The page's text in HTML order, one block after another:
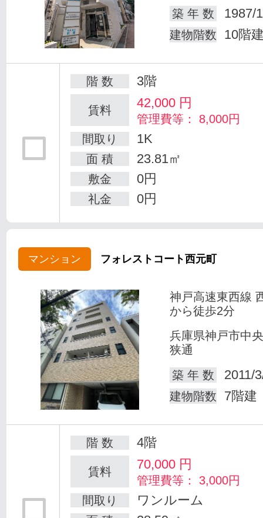
築 年 数
1987/
建物階数 10階
階 数 3階
賃料 42,000 円
管理費等： 8,000円
間取り
1K
面 積 23.81㎡
敷金 0円
礼金 0円
マンション フォレストコート西元町
神戸高速東西線
から徒歩2分
兵庫県神戸市中
狭通
築 年 数
2011/
建物階数 7階建
階 数 4階
賃料 70,000 円
管理費等： 3,000円
間取り
ワンルーム